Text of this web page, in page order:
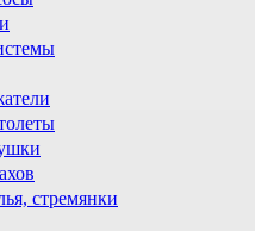
стремянки